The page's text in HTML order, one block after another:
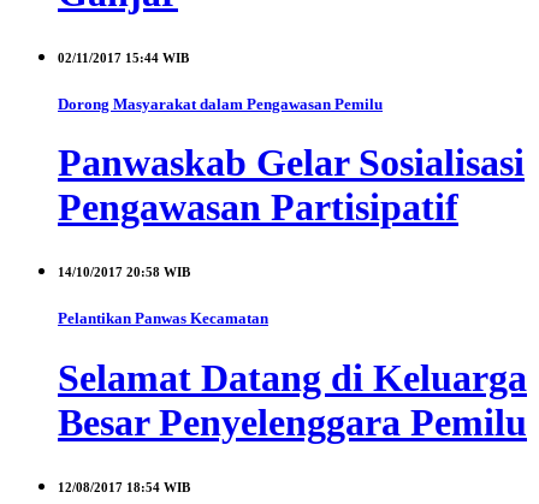
02/11/2017 15:44 WIB
Dorong Masyarakat dalam Pengawasan Pemilu
Panwaskab Gelar Sosialisasi
Pengawasan Partisipatif
14/10/2017 20:58 WIB
Pelantikan Panwas Kecamatan
Selamat Datang di Keluarga
Besar Penyelenggara Pemilu
12/08/2017 18:54 WIB